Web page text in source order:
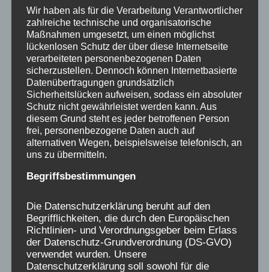
Recherche in Archiven sowie die
Dokumentation und Analyse von
Zeitzeugenberichten. Dabei wird untersucht,
wie die Einrichtung organisiert war, welche
pädagogischen Konzepte verfolgt wurden und
ob es Hinweise auf systematische Missstände
gibt.
Beitragsnavigation
ZURÜCK
Begegnung mit einem
Arzt aus der
Verschickung
Bademuseum auf
Norderney
Wir haben als für die Verarbeitung Verantwortlicher
zahlreiche technische und organisatorische
Maßnahmen umgesetzt, um einen möglichst
lückenlosen Schutz der über diese Internetseite
verarbeiteten personenbezogenen Daten
sicherzustellen. Dennoch können Internetbasierte
Datenübertragungen grundsätzlich
Sicherheitslücken aufweisen, sodass ein absoluter
Schutz nicht gewährleistet werden kann. Aus
diesem Grund steht es jeder betroffenen Person
frei, personenbezogene Daten auch auf
alternativen Wegen, beispielsweise telefonisch, an
uns zu übermitteln.
Begriffsbestimmungen
Die Datenschutzerklärung beruht auf den
Begrifflichkeiten, die durch den Europäischen
Richtlinien- und Verordnungsgeber beim Erlass
der Datenschutz-Grundverordnung (DS-GVO)
verwendet wurden. Unsere
Datenschutzerklärung soll sowohl für die